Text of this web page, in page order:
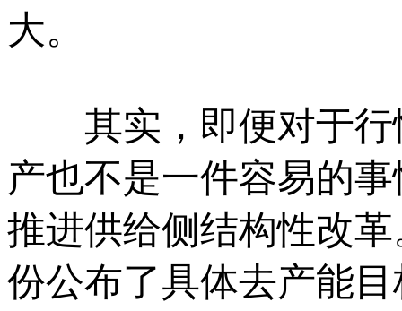
大。
其实，即便对于行
产也不是一件容易的
推进供给侧结构性改
份公布了具体去产能